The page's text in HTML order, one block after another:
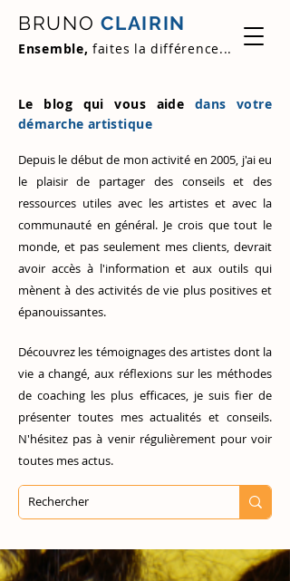
BRUNO CLAIRIN
Ensemble, faites la différence...
Le blog qui vous aide dans votre
démarche artistique
Depuis le début de mon activité en 2005, j'ai eu
le plaisir de partager des conseils et des
ressources utiles avec les artistes et avec la
communauté en général. Je crois que tout le
monde, et pas seulement mes clients, devrait
avoir accès à l'information et aux outils qui
mènent à des activités de vie plus positives et
épanouissantes.
Découvrez les témoignages des artistes dont la
vie a changé, aux réflexions sur les méthodes
de coaching les plus efficaces, je suis fier de
présenter toutes mes actualités et conseils.
N'hésitez pas à venir régulièrement pour voir
toutes mes actus.